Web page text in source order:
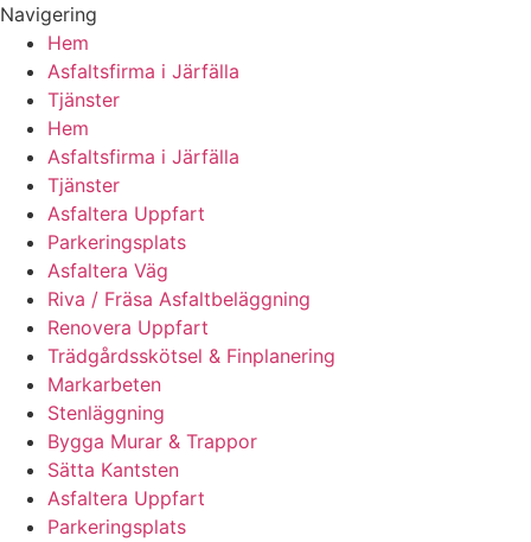
Navigering
Hem
Asfaltsfirma i Järfälla
Tjänster
Hem
Asfaltsfirma i Järfälla
Tjänster
Asfaltera Uppfart
Parkeringsplats
Asfaltera Väg
Riva / Fräsa Asfaltbeläggning
Renovera Uppfart
Trädgårdsskötsel & Finplanering
Markarbeten
Stenläggning
Bygga Murar & Trappor
Sätta Kantsten
Asfaltera Uppfart
Parkeringsplats